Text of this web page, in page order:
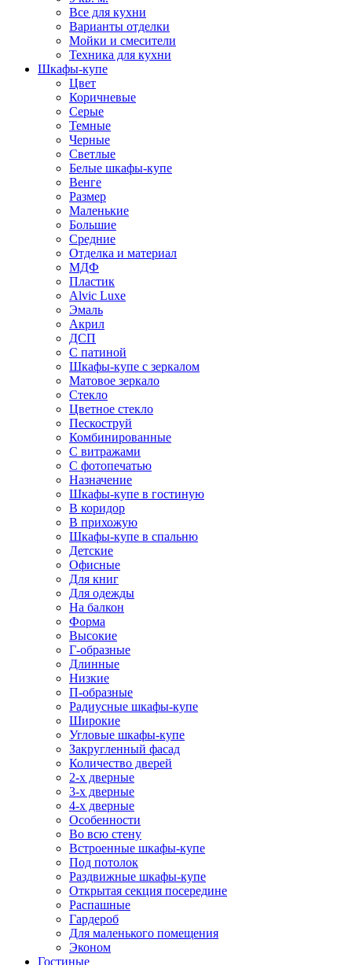
Все для кухни
Варианты отделки
Мойки и смесители
Техника для кухни
Шкафы-купе
Цвет
Коричневые
Серые
Темные
Черные
Светлые
Белые шкафы-купе
Венге
Размер
Маленькие
Большие
Средние
Отделка и материал
МДФ
Пластик
Alvic Luxe
Эмаль
Акрил
ДСП
С патиной
Шкафы-купе с зеркалом
Матовое зеркало
Стекло
Цветное стекло
Пескоструй
Комбинированные
С витражами
С фотопечатью
Назначение
Шкафы-купе в гостиную
В коридор
В прихожую
Шкафы-купе в спальню
Детские
Офисные
Для книг
Для одежды
На балкон
Форма
Высокие
Г-образные
Длинные
Низкие
П-образные
Радиусные шкафы-купе
Широкие
Угловые шкафы-купе
Закругленный фасад
Количество дверей
2-х дверные
3-х дверные
4-х дверные
Особенности
Во всю стену
Встроенные шкафы-купе
Под потолок
Раздвижные шкафы-купе
Открытая секция посередине
Распашные
Гардероб
Для маленького помещения
Эконом
Гостиные